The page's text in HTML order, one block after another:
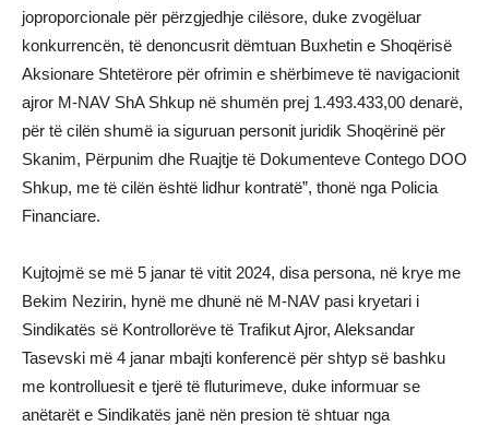
joproporcionale për përzgjedhje cilësore, duke zvogëluar
konkurrencën, të denoncusrit dëmtuan Buxhetin e Shoqërisë
Aksionare Shtetërore për ofrimin e shërbimeve të navigacionit
ajror M-NAV ShA Shkup në shumën prej 1.493.433,00 denarë,
për të cilën shumë ia siguruan personit juridik Shoqërinë për
Skanim, Përpunim dhe Ruajtje të Dokumenteve Contego DOO
Shkup, me të cilën është lidhur kontratë”, thonë nga Policia
Financiare.
Kujtojmë se më 5 janar të vitit 2024, disa persona, në krye me
Bekim Nezirin, hynë me dhunë në M-NAV pasi kryetari i
Sindikatës së Kontrollorëve të Trafikut Ajror, Aleksandar
Tasevski më 4 janar mbajti konferencë për shtyp së bashku
me kontrolluesit e tjerë të fluturimeve, duke informuar se
anëtarët e Sindikatës janë nën presion të shtuar nga